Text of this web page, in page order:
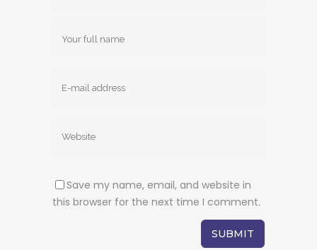
Save my name, email, and website in
this browser for the next time I comment.